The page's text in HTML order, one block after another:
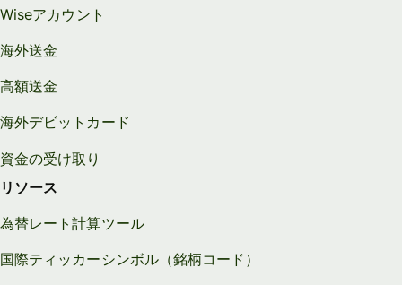
Wiseアカウント
海外送金
高額送金
海外デビットカード
資金の受け取り
リソース
為替レート計算ツール
国際ティッカーシンボル（銘柄コード）